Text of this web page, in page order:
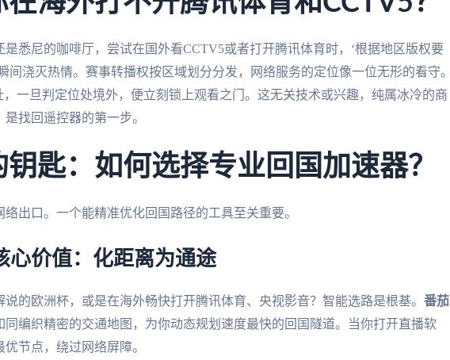
悉尼的咖啡厅，尝试在国外看CCTV5或者打开腾讯体育时，‘根据地区版权要
间浇灭热情。赛事转播权按区域划分分发，网络服务的定位像一位无形的看守。
一旦判定位处境外，便立刻锁上观看之门。这无关技术或兴趣，纯属冰冷的商
找回遥控器的第一步。
匙：如何选择专业回国加速器？
出口。一个能精准优化回国路径的工具至关重要。
心价值：化距离为通途
的欧洲杯，或是在海外畅快打开腾讯体育、央视影音？智能选路是根基。 番茄
同编织精密的交通地图，为你动态规划速度最快的回国隧道。当你打开直播软
节点，绕过网络屏障。